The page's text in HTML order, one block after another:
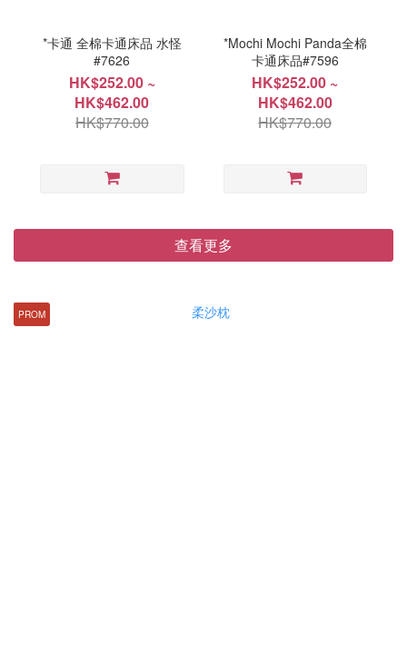
*卡通 全棉卡通床品 水怪
#7626
HK$252.00 ~
HK$462.00
HK$770.00
*Mochi Mochi Panda全棉
卡通床品#7596
HK$252.00 ~
HK$462.00
HK$770.00
查看更多
PROM